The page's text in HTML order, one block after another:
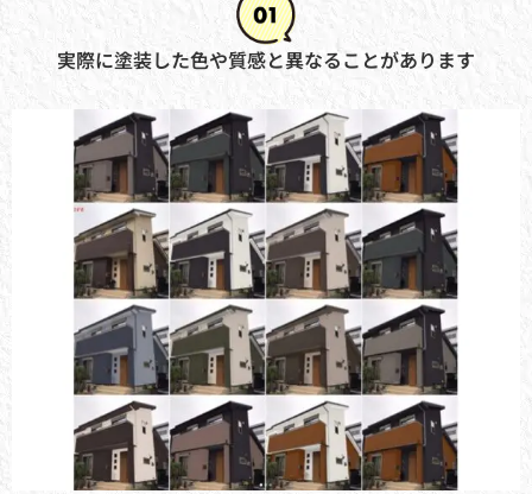
実際に塗装した色や質感と異なることがあります